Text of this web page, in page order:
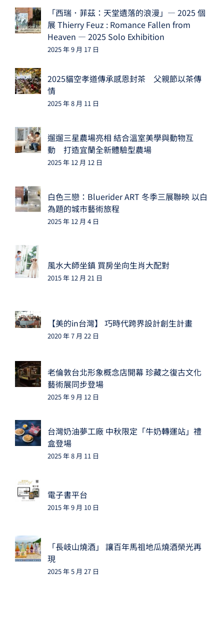
「西瑞．菲茲：天堂遺落的浪漫」— 2025 個
展 Thierry Feuz : Romance Fallen from
Heaven — 2025 Solo Exhibition
2025 年 9 月 17 日
2025貓空孝道傳承感恩封茶 父親節以茶傳
情
2025 年 8 月 11 日
遛遛三星農場亮相 結合溫室美學與動物互
動 打造宜蘭全新體驗型農場
2025 年 12 月 12 日
白色三戀：Bluerider ART 冬季三展聯映 以白
為題的城市藝術旅程
2025 年 12 月 4 日
風水大師坐鎮 買房坐向生肖大配對
2015 年 12 月 21 日
【美的in台灣】 巧時代跨界設計創生計畫
2020 年 7 月 22 日
老倫敦台北形象概念店開幕 珍藏之復古文化
藝術展同步登場
2025 年 9 月 12 日
台灣奶油夢工廠 中秋限定「牛奶轉運站」禮
盒登場
2025 年 8 月 11 日
電子書平台
2015 年 9 月 10 日
「長岐山燒酒」 讓百年馬祖地瓜燒酒榮光再
現
2025 年 5 月 27 日